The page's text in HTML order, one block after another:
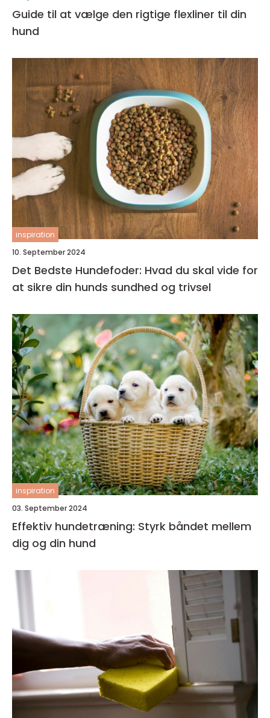
Guide til at vælge den rigtige flexliner til din
hund
inspiration
10. September 2024
Det Bedste Hundefoder: Hvad du skal vide for
at sikre din hunds sundhed og trivsel
inspiration
03. September 2024
Effektiv hundetræning: Styrk båndet mellem
dig og din hund